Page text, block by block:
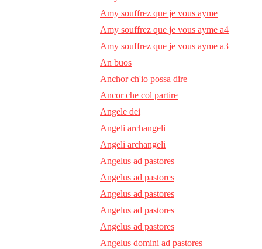
Amy souffrez que je vous ayme
Amy souffrez que je vous ayme a4
Amy souffrez que je vous ayme a3
An buos
Anchor ch'io possa dire
Ancor che col partire
Angele dei
Angeli archangeli
Angeli archangeli
Angelus ad pastores
Angelus ad pastores
Angelus ad pastores
Angelus ad pastores
Angelus ad pastores
Angelus domini ad pastores